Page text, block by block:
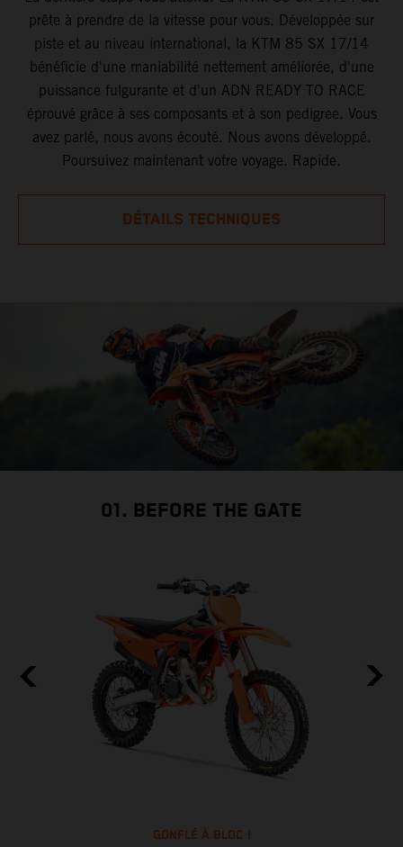
prête à prendre de la vitesse pour vous. Développée sur
piste et au niveau international, la KTM 85 SX 17/14
bénéficie d'une maniabilité nettement améliorée, d'une
puissance fulgurante et d'un ADN READY TO RACE
éprouvé grâce à ses composants et à son pedigree. Vous
avez parlé, nous avons écouté. Nous avons développé.
Poursuivez maintenant votre voyage. Rapide.
DÉTAILS TECHNIQUES
01. BEFORE THE GATE
GONFLÉ À BLOC !